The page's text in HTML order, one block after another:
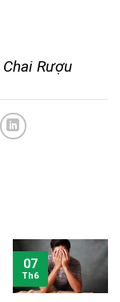
Rượu
07
Th6